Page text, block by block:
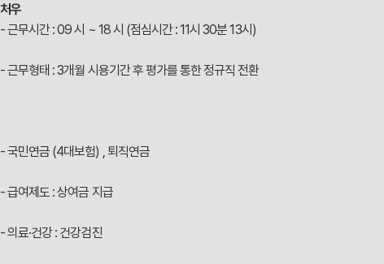
처우
- 근무시간 : 09 시 ~ 18 시 (점심시간 : 11시 30분 13시)
- 근무형태 : 3개월 시용기간 후 평가를 통한 정규직 전환
- 국민연금 (4대보험) , 퇴직연금
- 급여제도 : 상여금 지급
- 의료·건강 : 건강검진